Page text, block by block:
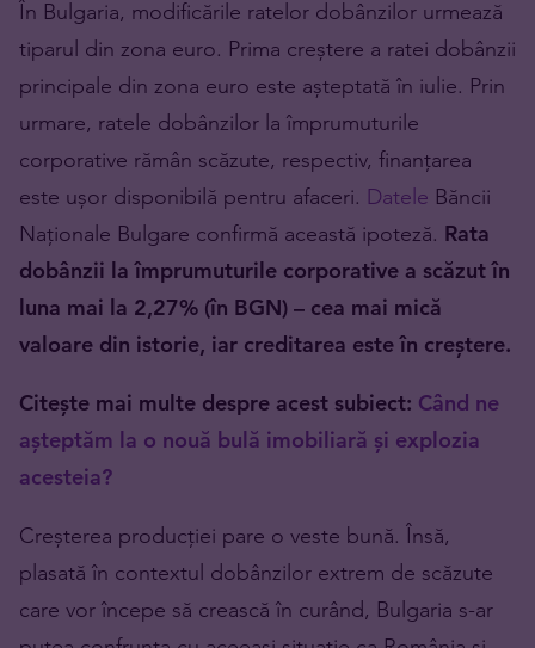
În Bulgaria, modificările ratelor dobânzilor urmează
tiparul din zona euro. Prima creștere a ratei dobânzii
principale din zona euro este așteptată în iulie. Prin
urmare, ratele dobânzilor la împrumuturile
corporative rămân scăzute, respectiv, finanțarea
este ușor disponibilă pentru afaceri. Datele Băncii
Naționale Bulgare confirmă această ipoteză. Rata
dobânzii la împrumuturile corporative a scăzut în
luna mai la 2,27% (în BGN) – cea mai mică
valoare din istorie, iar creditarea este în creștere.
Citește mai multe despre acest subiect: Când ne
așteptăm la o nouă bulă imobiliară și explozia
acesteia?
Creșterea producției pare o veste bună. Însă,
plasată în contextul dobânzilor extrem de scăzute
care vor începe să crească în curând, Bulgaria s-ar